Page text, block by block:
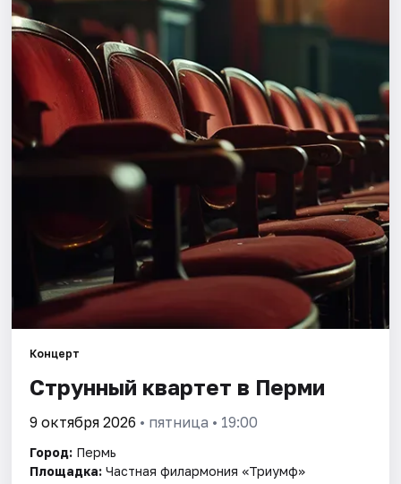
Города
Площадки
Артисты
Концерт
Струнный квартет в Перми
9 октября 2026 • пятница • 19:00
Город: Пермь
Площадка: Частная филармония «Триумф»